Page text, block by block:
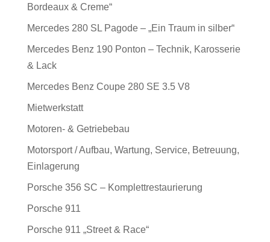
Bordeaux & Creme“
Mercedes 280 SL Pagode – „Ein Traum in silber“
Mercedes Benz 190 Ponton – Technik, Karosserie
& Lack
Mercedes Benz Coupe 280 SE 3.5 V8
Mietwerkstatt
Motoren- & Getriebebau
Motorsport / Aufbau, Wartung, Service, Betreuung,
Einlagerung
Porsche 356 SC – Komplettrestaurierung
Porsche 911
Porsche 911 „Street & Race“